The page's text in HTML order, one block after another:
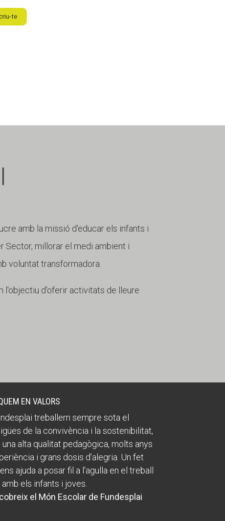
te
amb la missió d'educar els infants i
Sector, millorar el medi ambient i
voluntat transformadora.
l'objectiu d'oferir activitats de lleure
EN VALORS
treballem sempre sota el
de la convivència i la sostenibilitat,
una alta qualitat pedagògica, molts anys
i grans dosis d’alegria. Un fet
ajuda a posar fil a l'agulla en el treball
amb els infants i joves.
el Món Escolar de Fundesplai